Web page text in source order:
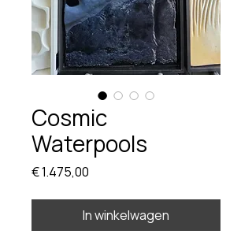
Cosmic
Waterpools
€ 1.475,00
In winkelwagen